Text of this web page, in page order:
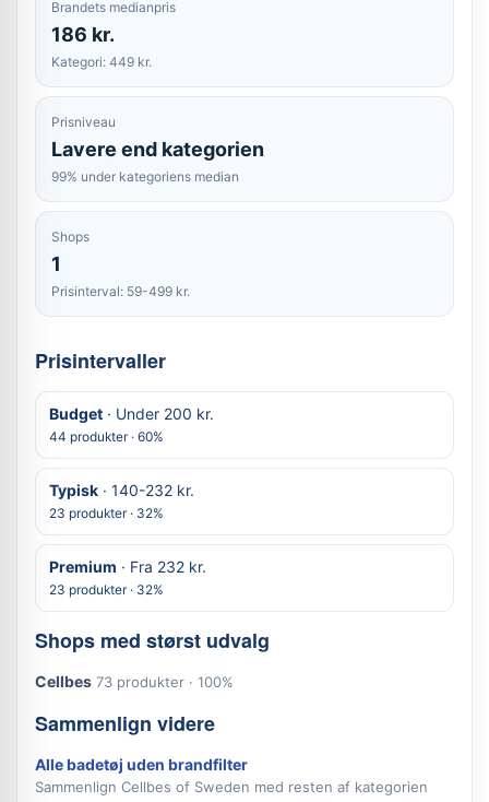
Brandets medianpris
186 kr.
Kategori: 449 kr.
Prisniveau
Lavere end kategorien
99% under kategoriens median
Shops
1
Prisinterval: 59-499 kr.
Prisintervaller
Budget · Under 200 kr.
44 produkter · 60%
Typisk · 140-232 kr.
23 produkter · 32%
Premium · Fra 232 kr.
23 produkter · 32%
Shops med størst udvalg
Cellbes 73 produkter · 100%
Sammenlign videre
Alle badetøj uden brandfilter
Sammenlign Cellbes of Sweden med resten af kategorien